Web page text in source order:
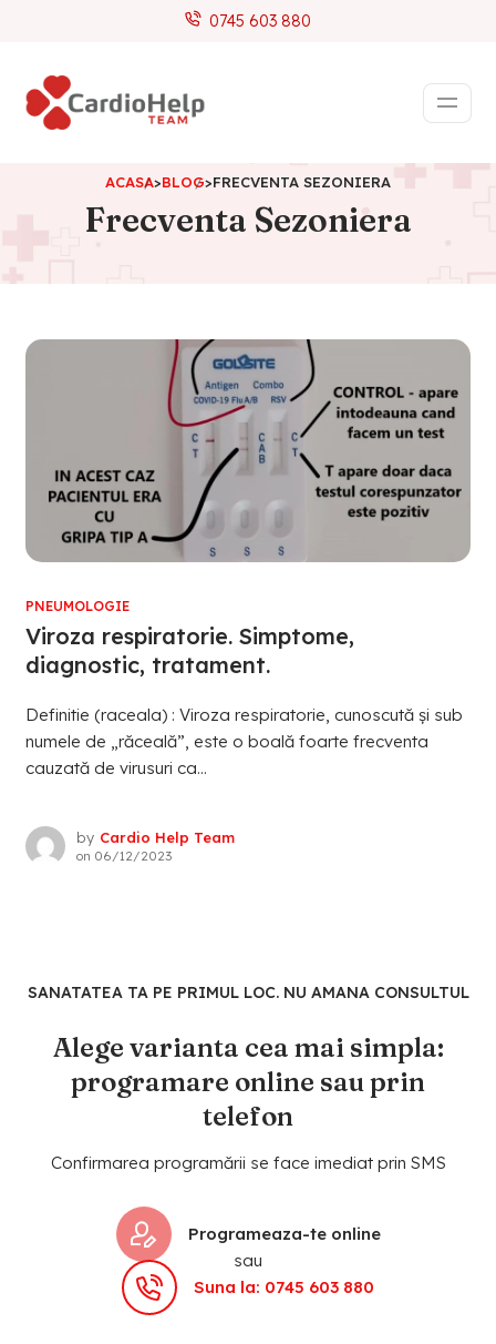
0745 603 880
ACASA>BLOG>FRECVENTA SEZONIERA
Frecventa Sezoniera
PNEUMOLOGIE
Viroza respiratorie. Simptome,
diagnostic, tratament.
Definitie (raceala) : Viroza respiratorie, cunoscută și sub
numele de „răceală”, este o boală foarte frecventa
cauzată de virusuri ca...
by Cardio Help Team
on 06/12/2023
SANATATEA TA PE PRIMUL LOC. NU AMANA CONSULTUL
Alege varianta cea mai simpla:
programare online sau prin
telefon
Confirmarea programării se face imediat prin SMS
Programeaza-te online
sau
Suna la: 0745 603 880